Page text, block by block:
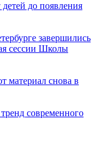
до появления
завершились
сессии Школы
материал снова в
современного